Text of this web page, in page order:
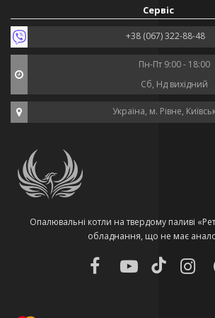
Сервіс
+38 (067) 322-88-48
Пн-Пт 9:00 - 18:00
Сб, Нд вихідний
Україна, м. Рівне,
Опалювальні котли на твердому паливі
обладнання, що не має